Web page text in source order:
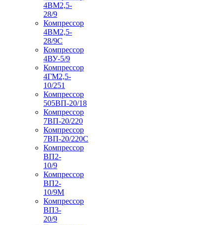
4ВМ2,5-
28/9
Компрессор
4ВМ2,5-
28/9С
Компрессор
4ВУ-5/9
Компрессор
4ГМ2,5-
10/251
Компрессор
505ВП-20/18
Компрессор
7ВП-20/220
Компрессор
7ВП-20/220С
Компрессор
ВП2-
10/9
Компрессор
ВП2-
10/9М
Компрессор
ВП3-
20/9